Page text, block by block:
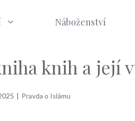
Náboženství
knih a její
| Pravda o Islámu